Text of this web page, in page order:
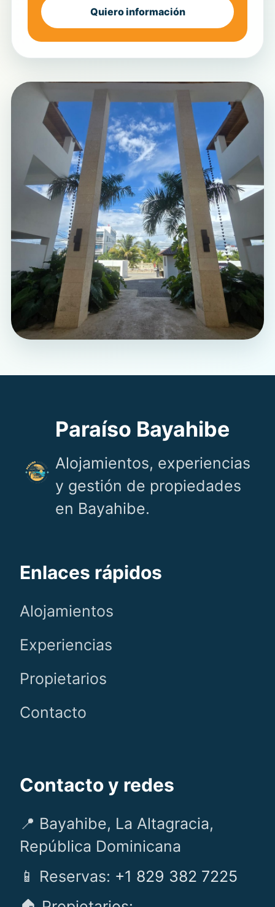
Quiero información
Paraíso Bayahibe
Alojamientos, experiencias
y gestión de propiedades
en Bayahibe.
Enlaces rápidos
Alojamientos
Experiencias
Propietarios
Contacto
Contacto y redes
📍 Bayahibe, La Altagracia,
República Dominicana
📱 Reservas: +1 829 382 7225